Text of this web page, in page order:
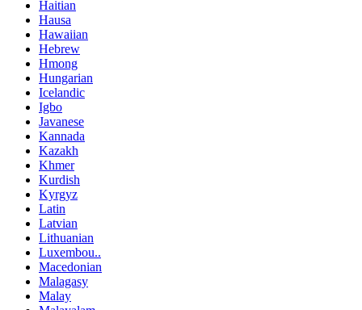
Haitian
Hausa
Hawaiian
Hebrew
Hmong
Hungarian
Icelandic
Igbo
Javanese
Kannada
Kazakh
Khmer
Kurdish
Kyrgyz
Latin
Latvian
Lithuanian
Luxembou..
Macedonian
Malagasy
Malay